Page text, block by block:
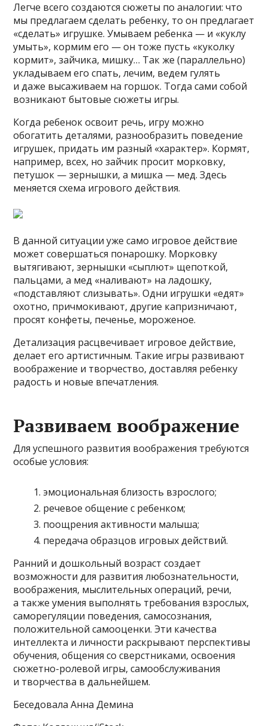
Легче всего создаются сюжеты по аналогии: что
мы предлагаем сделать ребенку, то он предлагает
«сделать» игрушке. Умываем ребенка — и «куклу
умыть», кормим его — он тоже пусть «куколку
кормит», зайчика, мишку… Так же (параллельно)
укладываем его спать, лечим, ведем гулять
и даже высаживаем на горшок. Тогда сами собой
возникают бытовые сюжеты игры.
Когда ребенок освоит речь, игру можно
обогатить деталями, разнообразить поведение
игрушек, придать им разный «характер». Кормят,
например, всех, но зайчик просит морковку,
петушок — зернышки, а мишка — мед. Здесь
меняется схема игрового действия.
В данной ситуации уже само игровое действие
может совершаться понарошку. Морковку
вытягивают, зернышки «сыплют» щепоткой,
пальцами, а мед «наливают» на ладошку,
«подставляют слизывать». Одни игрушки «едят»
охотно, причмокивают, другие капризничают,
просят конфеты, печенье, мороженое.
Детализация расцвечивает игровое действие,
делает его артистичным. Такие игры развивают
воображение и творчество, доставляя ребенку
радость и новые впечатления.
Развиваем воображение
Для успешного развития воображения требуются
особые условия:
эмоциональная близость взрослого;
речевое общение с ребенком;
поощрения активности малыша;
передача образцов игровых действий.
Ранний и дошкольный возраст создает
возможности для развития любознательности,
воображения, мыслительных операций, речи,
а также умения выполнять требования взрослых,
саморегуляции поведения, самосознания,
положительной самооценки. Эти качества
интеллекта и личности раскрывают перспективы
обучения, общения со сверстниками, освоения
сюжетно-ролевой игры, самообслуживания
и творчества в дальнейшем.
Беседовала Анна Демина